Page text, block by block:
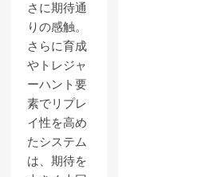
さに期待通
りの感触。
さらに育成
やトレジャ
ーハント要
素でリプレ
イ性を高め
たシステム
は、期待を